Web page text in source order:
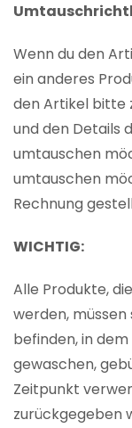
Wenn du den
ein anderes
den Artikel bitte
und den Details
umtauschen
umtauschen
Rechnung
WICHTIG:
Alle Produkte,
werden,
befinden, in
gewaschen,
Zeitpunkt
zurückgegeben